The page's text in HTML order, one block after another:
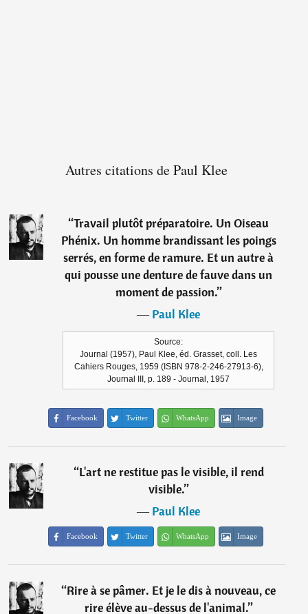
Autres citations de Paul Klee
“Travail plutôt préparatoire. Un Oiseau
Phénix. Un homme brandissant les poings
serrés, en forme de ramure. Et un autre à
qui pousse une denture de fauve dans un
moment de passion.”
―Paul Klee
Source:
Journal (1957), Paul Klee, éd. Grasset, coll. Les
Cahiers Rouges, 1959 (ISBN 978-2-246-27913-6),
Journal III, p. 189 - Journal, 1957
Facebook Twitter WhatsApp Image
“L'art ne restitue pas le visible, il rend
visible.”
―Paul Klee
Facebook Twitter WhatsApp Image
“Rire à se pâmer. Et je le dis à nouveau, ce
rire élève au-dessus de l'animal.”